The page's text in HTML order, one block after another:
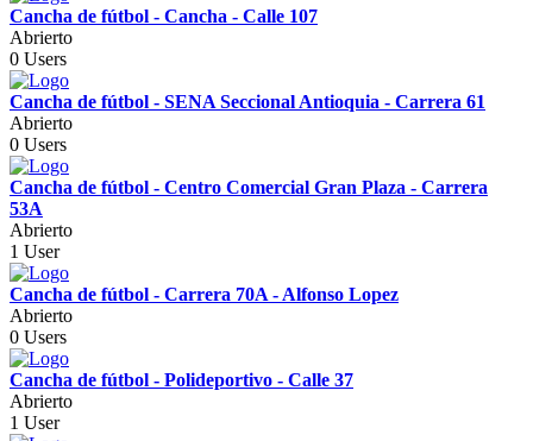
Cancha de fútbol - Cancha - Calle 107
Abrierto
0 Users
Cancha de fútbol - SENA Seccional Antioquia - Carrera 61
Abrierto
0 Users
Cancha de fútbol - Centro Comercial Gran Plaza - Carrera
53A
Abrierto
1 User
Cancha de fútbol - Carrera 70A - Alfonso Lopez
Abrierto
0 Users
Cancha de fútbol - Polideportivo - Calle 37
Abrierto
1 User